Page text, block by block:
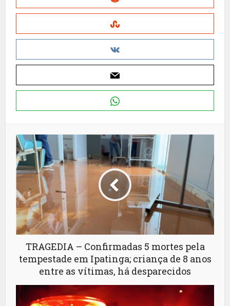
TRAGEDIA – Confirmadas 5 mortes pela
tempestade em Ipatinga; criança de 8 anos
entre as vítimas, há desparecidos